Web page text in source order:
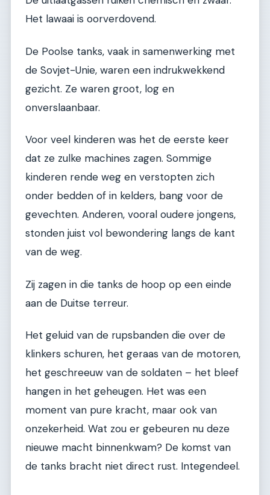
Het lawaai is oorverdovend.
De Poolse tanks, vaak in samenwerking met
de Sovjet-Unie, waren een indrukwekkend
gezicht. Ze waren groot, log en
onverslaanbaar.
Voor veel kinderen was het de eerste keer
dat ze zulke machines zagen. Sommige
kinderen rende weg en verstopten zich
onder bedden of in kelders, bang voor de
gevechten. Anderen, vooral oudere jongens,
stonden juist vol bewondering langs de kant
van de weg.
Zij zagen in die tanks de hoop op een einde
aan de Duitse terreur.
Het geluid van de rupsbanden die over de
klinkers schuren, het geraas van de motoren,
het geschreeuw van de soldaten – het bleef
hangen in het geheugen. Het was een
moment van pure kracht, maar ook van
onzekerheid. Wat zou er gebeuren nu deze
nieuwe macht binnenkwam? De komst van
de tanks bracht niet direct rust. Integendeel.